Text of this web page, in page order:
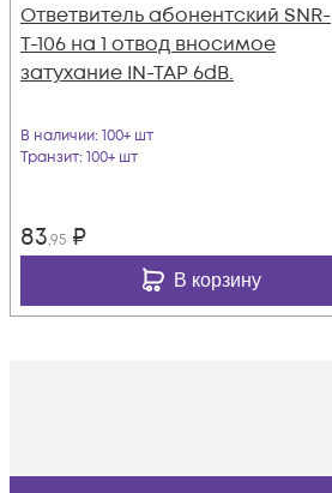
Ответвитель абонентский SNR-
T-106 на 1 отвод вносимое
затухание IN-TAP 6dB.
В наличии: 100+ шт
Транзит: 100+ шт
83,95 ₽
В корзину